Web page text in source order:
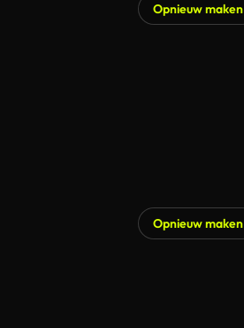
Opnieuw maken
Opnieuw maken